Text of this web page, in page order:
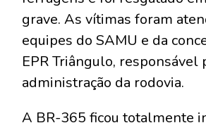
grave. As vítimas foram
equipes do SAMU e da
EPR Triângulo, responsável
administração da rodovia.
A BR-365 ficou totalmente